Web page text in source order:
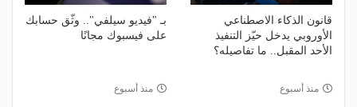
قانون الذكاء الاصطناعي
الأوروبي يدخل حيّز التنفيذ
الأحد المقبل.. ما تفاصيله؟
منذ أسبوع
بـ "فيديو سيلفي".. وثّق حسابك
على فيسبوك مجانًا
منذ أسبوع